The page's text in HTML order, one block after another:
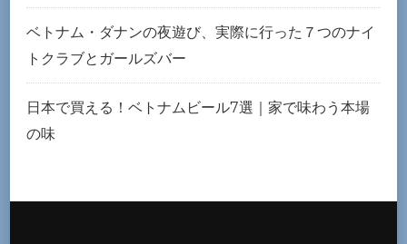
ベトナム・ダナンの夜遊び、実際に行った７つのナイ
トクラブとガールズバー
日本で買える！ベトナムビール7選｜家で味わう本場
の味